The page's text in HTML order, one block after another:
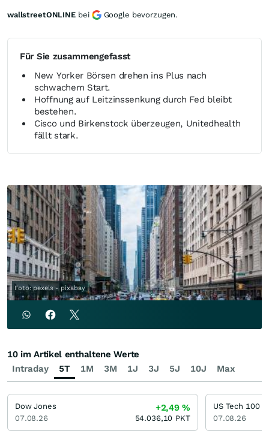
Für Sie zusammengefasst
New Yorker Börsen drehen ins Plus nach
schwachem Start.
Hoffnung auf Leitzinssenkung durch Fed bleibt
bestehen.
Cisco und Birkenstock überzeugen, Unitedhealth
fällt stark.
Foto: pexels - pixabay
wallstreetONLINE bei Google bevorzugen.
Intraday 5T 1M 3M 1J 3J 5J 10J Max
10 im Artikel enthaltene Werte
Dow Jones
07.08.26
+2,49%
54.036,10 PKT
US Tech 100
07.08.26